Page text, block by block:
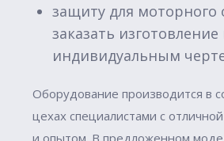
защиту для моторного
заказать изготовление
индивидуальным
Оборудование производится в
цехах специалистами с
и опытом. В предложенном